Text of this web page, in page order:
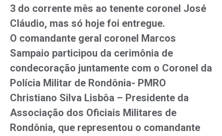
3 do corrente mês ao tenente coronel José
Cláudio, mas só hoje foi entregue.
O comandante geral coronel Marcos
Sampaio participou da cerimônia de
condecoração juntamente com o Coronel da
Polícia Militar de Rondônia- PMRO
Christiano Silva Lisbôa – Presidente da
Associação dos Oficiais Militares de
Rondônia, que representou o comandante